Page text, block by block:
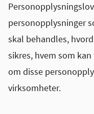
personopplysninger
skal behandles,
sikres, hvem som
om disse
virksomheter.